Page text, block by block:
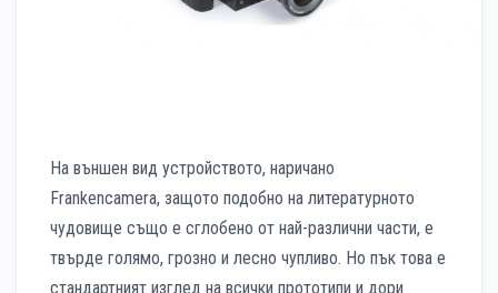
На външен вид устройството, наричано
Frankencamera, защото подобно на литературното
чудовище също е сглобено от най-различни части, е
твърде голямо, грозно и лесно чупливо. Но пък това е
стандартният изглед на всички прототипи и дори